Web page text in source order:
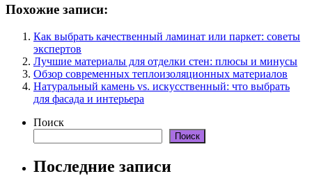
Похожие записи:
Как выбрать качественный ламинат или паркет: советы
экспертов
Лучшие материалы для отделки стен: плюсы и минусы
Обзор современных теплоизоляционных материалов
Натуральный камень vs. искусственный: что выбрать
для фасада и интерьера
Поиск
Поиск
Последние записи